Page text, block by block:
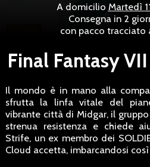
A domicilio Martedì
Consegna in 2
con pacco tracciato
Final Fantasy
Il mondo è in mano alla
sfrutta la linfa vitale del
vibrante città di Midgar, il
strenua resistenza e chiede
Strife, un ex membro dei
Cloud accetta, imbarcandosi